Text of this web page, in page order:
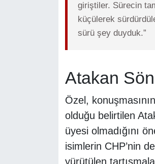
giriştiler. Sürecin
küçülerek
sürü şey duyduk.”
Atakan
Özel,
olduğu belirtilen
üyesi olmadığını
isimlerin CHP’nin
yürütülen